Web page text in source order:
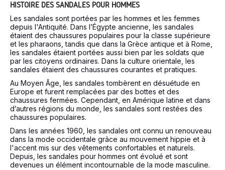
HISTOIRE DES SANDALES POUR HOMMES
Les sandales sont portées par les hommes et les femmes
depuis l'Antiquité. Dans l’Égypte ancienne, les sandales
étaient des chaussures populaires pour la classe supérieure
et les pharaons, tandis que dans la Grèce antique et à Rome,
les sandales étaient portées aussi bien par les soldats que
par les citoyens ordinaires. Dans la culture orientale, les
sandales étaient des chaussures courantes et pratiques.
Au Moyen Âge, les sandales tombèrent en désuétude en
Europe et furent remplacées par des bottes et des
chaussures fermées. Cependant, en Amérique latine et dans
d’autres régions du monde, les sandales sont restées des
chaussures populaires.
Dans les années 1960, les sandales ont connu un renouveau
dans la mode occidentale grâce au mouvement hippie et à
l'accent mis sur des vêtements confortables et naturels.
Depuis, les sandales pour hommes ont évolué et sont
devenues un élément incontournable de la mode masculine.